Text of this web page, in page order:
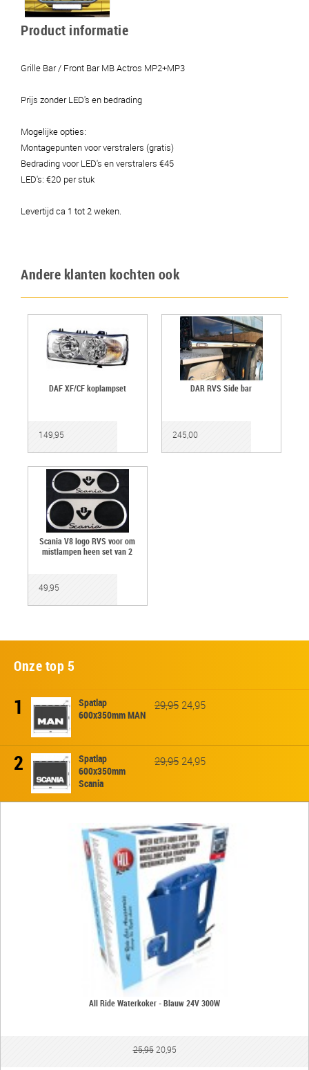
Product informatie
Grille Bar / Front Bar MB Actros MP2+MP3
Prijs zonder LED's en bedrading
Mogelijke opties:
Montagepunten voor verstralers (gratis)
Bedrading voor LED's en verstralers €45
LED's: €20 per stuk
Levertijd ca 1 tot 2 weken.
Andere klanten kochten ook
DAF XF/CF koplampset
149,95
DAR RVS Side bar
245,00
Scania V8 logo RVS voor om
mistlampen heen set van 2
49,95
Onze top 5
1
Spatlap
600x350mm MAN
29,95 24,95
2
Spatlap
600x350mm
Scania
29,95 24,95
All Ride Waterkoker - Blauw 24V 300W
25,9520,95